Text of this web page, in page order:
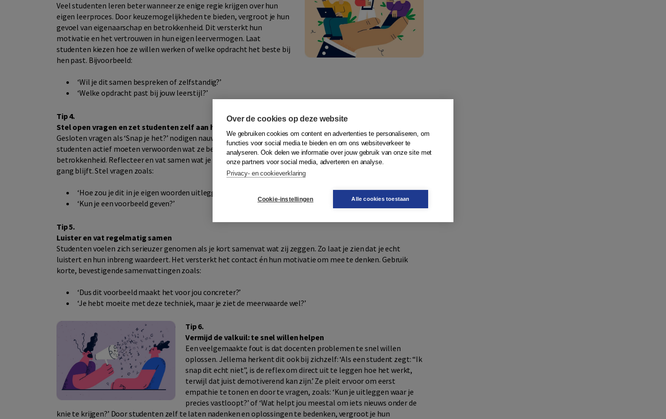
Veel studenten leren beter wanneer ze enige regie krijgen over hun
eigen leerproces. Door keuzemogelijkheden te bieden, vergroot je hun
gevoel van eigenaarschap en betrokkenheid. Dit versterkt hun
motivatie en het vertrouwen in hun eigen leervermogen. Laat
studenten kiezen hoe ze willen werken of welke opdracht het beste bij
hen past. Bijvoorbeeld:
‘Wil je dit samen bespreken of zelfstandig?’
‘Welke opdracht past bij jouw leerstijl?’
Tip 4.
Stel open vragen en zet studenten zelf aan het werk
Gesloten vragen als ‘Snap je het?’ nodigen nauwelijks uit tot nadenken. Stel liever open vragen, zodat
studenten actief moeten verwoorden wat ze begrijpen. Dit maakt hun denken zichtbaar en vergroot hun
betrokkenheid. Reflecteer en vat samen wat je hoort, zodat studenten zich gehoord voelen en het gesprek op
gang blijft. Stel vragen zoals:
‘Hoe zou je dit in je eigen woorden uitleggen?’
‘Kun je een voorbeeld geven?’
Tip 5.
Luister en vat regelmatig samen
Studenten voelen zich serieuzer genomen als je kort samenvat wat zij zeggen. Zo laat je zien dat je echt
luistert en hun inbreng waardeert. Het versterkt het contact én hun motivatie om mee te denken. Gebruik
korte, bevestigende samenvattingen zoals:
‘Dus dit voorbeeld maakt het voor jou concreter?’
‘Je hebt moeite met deze techniek, maar je ziet de meerwaarde wel?’
Tip 6.
Vermijd de valkuil: te snel willen helpen
Een veelgemaakte fout is dat docenten problemen te snel willen
oplossen. Jellema herkent dit ook bij zichzelf: ‘Als een student zegt: “Ik
snap dit echt niet”, is de reflex om direct uit te leggen hoe het werkt,
terwijl dat juist demotiverend kan zijn.’ Ze pleit ervoor om eerst
empathie te tonen en door te vragen, zoals: ‘Kun je uitleggen waar je
precies vastloopt?’ of ‘Wat helpt jou meestal om iets nieuws onder de
knie te krijgen?’ Door studenten zelf te laten nadenken en oplossingen te bedenken, vergroot je hun
Over de cookies op deze website
We gebruiken cookies om content en advertenties te personaliseren, om
functies voor social media te bieden en om ons websiteverkeer te
analyseren. Ook delen we informatie over jouw gebruik van onze site met
onze partners voor social media, adverteren en analyse.
Privacy- en cookieverklaring
Cookie-instellingen Alle cookies toestaan